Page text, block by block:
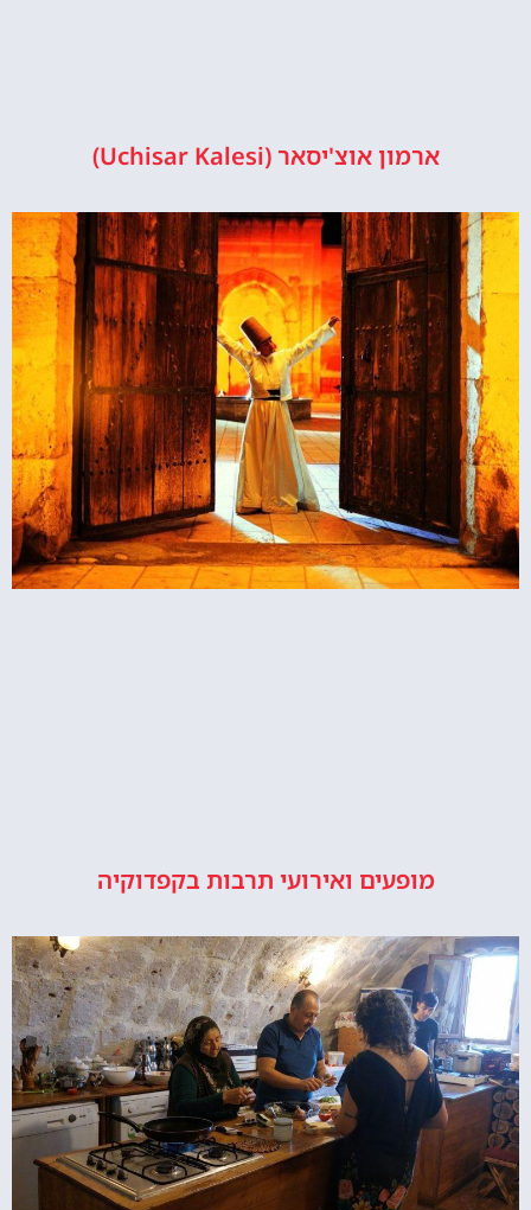
ארמון אוצ'יסאר (Uchisar Kalesi)
מופעים ואירועי תרבות בקפדוקיה